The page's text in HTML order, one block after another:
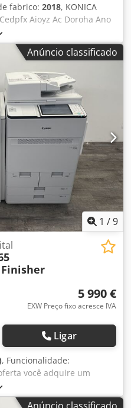
fabrico: 2018, KONICA
Aioyz Ac Doroha Ano
e equipamentos
impressões: APENAS 0,4
mm  Velocidade de
1200 x 1200 dpi 
tamanhos personalizados 
USB, Ethernet 
Simitri HD  Todas
pela KONICA MINOLTA
Anúncio classificado
1 /9
Finisher
5 990 €
EXW Preço fixo acresce IVA
Ligar
, Funcionalidade:
você adquire um
"Canon imagePRESS
à venda: 1 x Canon